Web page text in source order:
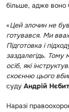
більше, адже воно
«Цей злочин не
готувався. Ми
Підготовка і
заздалегідь.
осіб, які
скоєнню цього
суду Андрій
Наразі